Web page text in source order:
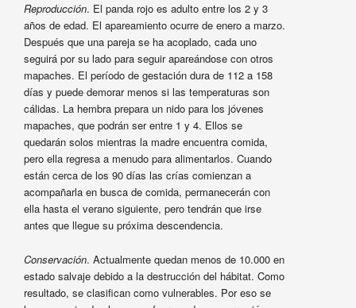
Reproducción. El panda rojo es adulto entre los 2 y 3
años de edad. El apareamiento ocurre de enero a marzo.
Después que una pareja se ha acoplado, cada uno
seguirá por su lado para seguir apareándose con otros
mapaches. El período de gestación dura de 112 a 158
días y puede demorar menos si las temperaturas son
cálidas. La hembra prepara un nido para los jóvenes
mapaches, que podrán ser entre 1 y 4. Ellos se
quedarán solos mientras la madre encuentra comida,
pero ella regresa a menudo para alimentarlos. Cuando
están cerca de los 90 días las crías comienzan a
acompañarla en busca de comida, permanecerán con
ella hasta el verano siguiente, pero tendrán que irse
antes que llegue su próxima descendencia.
Conservación. Actualmente quedan menos de 10.000 en
estado salvaje debido a la destrucción del hábitat. Como
resultado, se clasifican como vulnerables. Por eso se